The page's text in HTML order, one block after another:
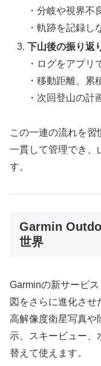
・分岐や視界不
・軌跡を記録し
下山後の振り返
・ログをアプリ
・移動距離、累
・次回登山の計
この一連の流れを習
一貫して管理でき、
す。
Garmin
世界
Garminの新サービ
図をさらに進化させ
高解像度衛星写真や
示、スキービュー、
替えて使えます。